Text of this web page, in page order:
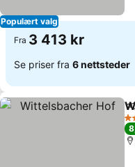
Populært valg
Fra 3 413 kr
Se priser fra 6 nettsteder
4